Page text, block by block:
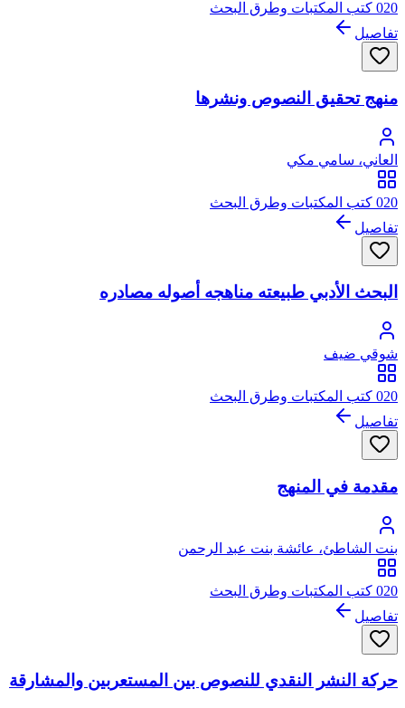
020 كتب المكتبات وطرق البحث
تفاصيل
منهج تحقيق النصوص ونشرها
العاني، سامي مكي
020 كتب المكتبات وطرق البحث
تفاصيل
البحث الأدبي طبيعته مناهجه أصوله مصادره
شوقي ضيف
020 كتب المكتبات وطرق البحث
تفاصيل
مقدمة في المنهج
بنت الشاطئ، عائشة بنت عبد الرحمن
020 كتب المكتبات وطرق البحث
تفاصيل
حركة النشر النقدي للنصوص بين المستعربين والمشارقة